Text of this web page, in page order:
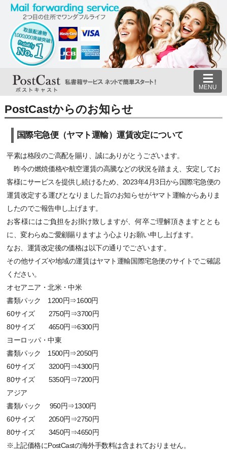
MENU
PostCastからのお知らせ
国際宅急便（ヤマト運輸）運賃改定について
平素は格段のご高配を賜り、誠にありがとうございます。
昨今の燃焼価格や航空運賃の高騰などの状況を踏まえ、安定してお
客様にサービスを提供し続けるため、2023年4月3日から国際宅急便の
運賃改定する運びとなりました旨のお知らせがヤマト運輸からありま
したのでご報告申し上げます。
お客様にはご負担をお掛け致しますが、何卒ご理解頂きますととも
に、変わらぬご愛顧賜りますよう心よりお願い申し上げます。
なお、運賃改定後の価格は以下の通りでございます。
その他サイズや地域の運賃はヤマト運輸国際宅急便のサイトでご確認
ください。
オセアニア・北米・中米
書類パック 1200円⇒1600円
60サイズ 2750円⇒3700円
80サイズ 4650円⇒6300円
ヨーロッパ・中東
書類パック 1500円⇒2050円
60サイズ 3200円⇒4300円
80サイズ 5350円⇒7200円
アジア
書類パック 950円⇒1300円
60サイズ 2050円⇒2750円
80サイズ 3450円⇒4650円
※上記価格にPostCastの海外手数料は含まれておりません。